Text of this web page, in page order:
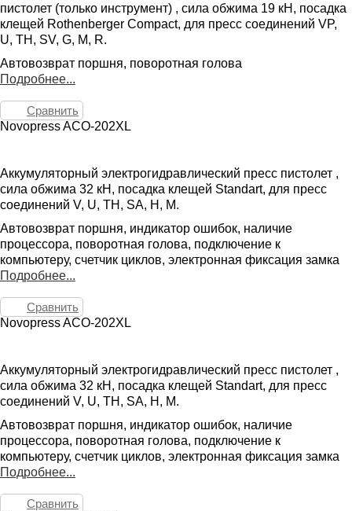
пистолет (только инструмент) , сила обжима 19 кН, посадка
клещей Rothenberger Compact, для пресс соединений VP,
U, TH, SV, G, M, R.
Автовозврат поршня, поворотная голова
Подробнее...
Сравнить
Novopress ACO-202XL
Аккумуляторный электрогидравлический пресс пистолет ,
сила обжима 32 кН, посадка клещей Standart, для пресс
соединений V, U, TH, SA, H, M.
Автовозврат поршня, индикатор ошибок, наличие
процессора, поворотная голова, подключение к
компьютеру, счетчик циклов, электронная фиксация замка
Подробнее...
Сравнить
Novopress ACO-202XL
Аккумуляторный электрогидравлический пресс пистолет ,
сила обжима 32 кН, посадка клещей Standart, для пресс
соединений V, U, TH, SA, H, M.
Автовозврат поршня, индикатор ошибок, наличие
процессора, поворотная голова, подключение к
компьютеру, счетчик циклов, электронная фиксация замка
Подробнее...
Сравнить